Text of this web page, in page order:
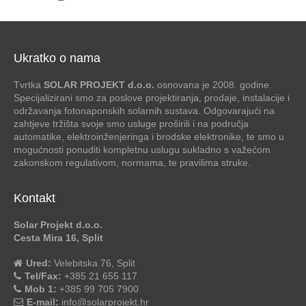
Ukratko o nama
Tvrtka SOLAR PROJEKT d.o.o. osnovana je 2008. godine.
Specijalizirani smo za poslove projektiranja, prodaje, instalacije i
održavanja fotonaponskih solarnih sustava. Odgovarajući na
zahtjeve tržišta svoje smo usluge proširili i na područja
automatike, elektroinženjeringa i brodske elektronike, te smo u
mogućnosti ponuditi kompletnu uslugu sukladno s važećom
zakonskom regulativom, normama, te pravilima struke.
Kontakt
Solar Projekt d.o.o.
Cesta Mira 16, Split
Ured: Velebitska 76, Split
Tel/Fax: +385 21 655 117
Mob 1: +385 99 705 7900
E-mail: info@solarprojekt.hr